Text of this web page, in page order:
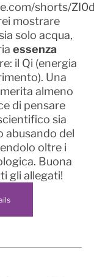
shorts/
mostrare
solo acqua,
essenza
il Qi (energia
Una
almeno
di pensare
sia
abusando del
oltre i
Buona
gli allegati!